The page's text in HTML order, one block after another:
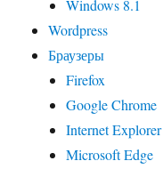
Windows 8.1
Wordpress
Браузеры
Firefox
Google Chrome
Internet Explorer
Microsoft Edge